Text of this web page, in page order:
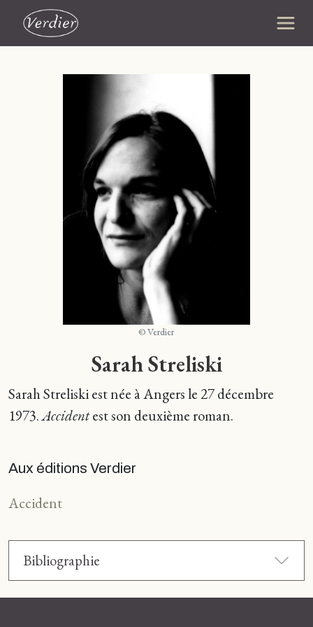
© Verdier
Sarah Streliski
Sarah Streliski est née à Angers le 27 décembre
1973.Accidentest son deuxième roman.
Aux éditions Verdier
Accident
Bibliographie